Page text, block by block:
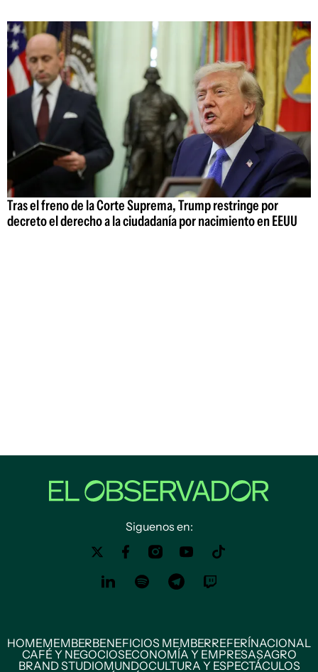
Tras el freno de la Corte Suprema, Trump restringe por
decreto el derecho a la ciudadanía por nacimiento en EEUU
Siguenos en:
HOMEMEMBERBENEFICIOS MEMBERREFERÍNACIONAL
CAFÉ Y NEGOCIOSECONOMÍA Y EMPRESASAGRO
BRAND STUDIOMUNDOCULTURA Y ESPECTÁCULOS